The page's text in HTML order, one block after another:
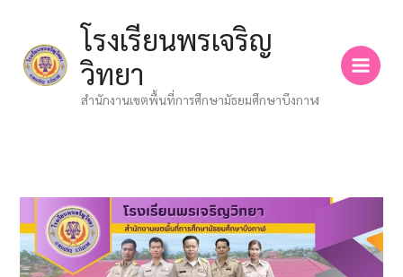
content
โรงเรียนพรเจริญ
วิทยา
สำนักงานเขตพื้นที่การศึกษามัธยมศึกษาบึงกาฬ